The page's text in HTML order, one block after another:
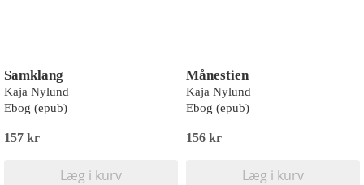
Samklang
Kaja Nylund
Ebog (epub)
157 kr
Læg i kurv
Månestien
Kaja Nylund
Ebog (epub)
156 kr
Læg i kurv